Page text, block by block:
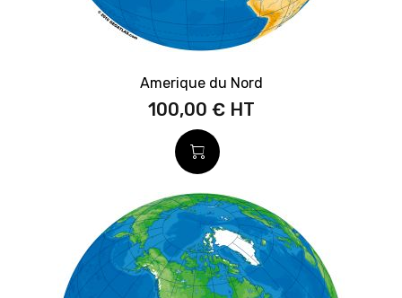
Amerique du Nord
100,00 €